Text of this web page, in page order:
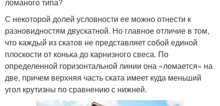
С некоторой долей условности ее можно отнести к
разновидностям двускатной. Но главное отличие в том,
что каждый из скатов не представляет собой единой
плоскости от конька до карнизного свеса. По
определенной горизонтальной линии она «ломается» на
две, причем верхняя часть ската имеет куда меньший
угол крутизны по сравнению с нижней.